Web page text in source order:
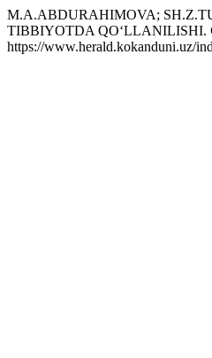
M.A.ABDURAHIMOVA;
TIBBIYOTDA QO‘LLANILISHI.
https://www.herald.kokanduni.uz/